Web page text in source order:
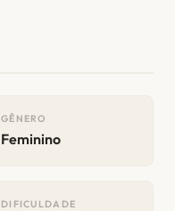
GÊNERO
Feminino
DIFICULDADE